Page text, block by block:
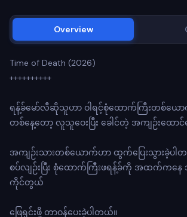
Overview
Time of Death (2026)
++++++++++
ရန့်ခ်‌‌မော်လီဆိုသူဟာ ဝါရင့်စုံထောက်ကြီးတစ်ယော
တစ်နေ့တော့ လူသူဝေးပြီး ခေါင်တဲ့ အကျဉ်းထော
အကျဉ်းသားတစ်ယောက်ဟာ ထွက်ပြေးသွားခဲ့ပါတ
စပ်လျဉ်းပြီး စုံထောက်ကြီးဖရန့်ခ်ကို အထက်ကနေ
ကိုင်တွယ်
ဖြေရှင်းဖို့ တာဝန်ပေးခဲ့ပါတယ်။